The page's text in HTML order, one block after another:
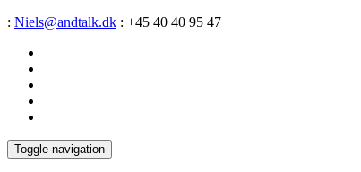
: Niels@andtalk.dk : +45 40 40 95 47
Toggle navigation